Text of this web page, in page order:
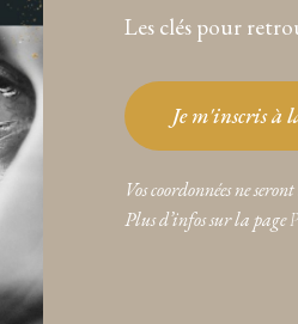
Les clés pour
Je m'inscris à
Vos coordonnées ne
Plus d’infos sur la page